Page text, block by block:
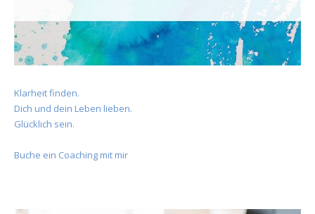
Klarheit finden.
Dich und dein Leben lieben.
Glücklich sein.
Buche ein Coaching mit mir